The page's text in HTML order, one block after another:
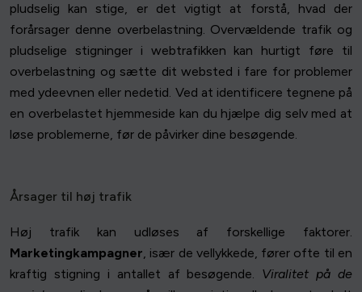
pludselig kan stige, er det vigtigt at forstå, hvad der
forårsager denne overbelastning. Overvældende trafik og
pludselige stigninger i webtrafikken kan hurtigt føre til
overbelastning og sætte dit websted i fare for problemer
med ydeevnen eller nedetid. Ved at identificere tegnene på
en overbelastet hjemmeside kan du hjælpe dig selv med at
løse problemerne, før de påvirker dine besøgende.
Årsager til høj trafik
Høj trafik kan udløses af forskellige faktorer.
Marketingkampagner, især de vellykkede, fører ofte til en
kraftig stigning i antallet af besøgende. Viralitet på de